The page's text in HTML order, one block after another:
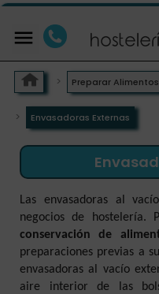

Preparar Alimentos
Envasadoras Externas
Las envasadoras al
negocios de hostelería.
conservación de
preparaciones previas a
envasadoras al vacío
aire interior de las